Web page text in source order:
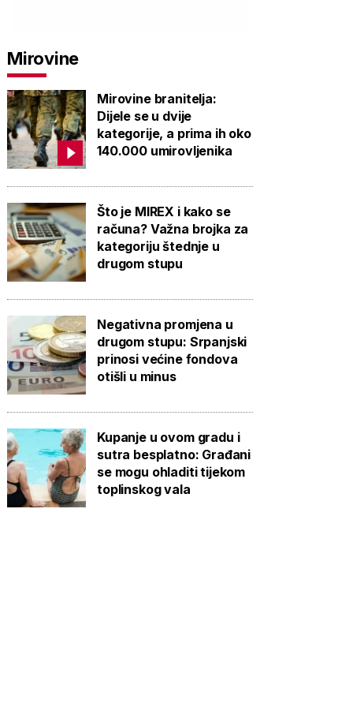
Mirovine
Mirovine branitelja:
Dijele se u dvije
kategorije, a prima ih oko
140.000 umirovljenika
Što je MIREX i kako se
računa? Važna brojka za
kategoriju štednje u
drugom stupu
Negativna promjena u
drugom stupu: Srpanjski
prinosi većine fondova
otišli u minus
Kupanje u ovom gradu i
sutra besplatno: Građani
se mogu ohladiti tijekom
toplinskog vala